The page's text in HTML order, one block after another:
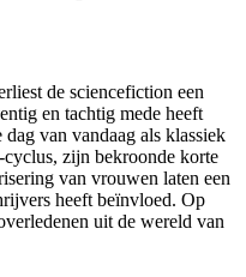
de sciencefiction een
en tachtig mede heeft
van vandaag als klassiek
zijn bekroonde korte
van vrouwen laten een
heeft beïnvloed. Op
uit de wereld van